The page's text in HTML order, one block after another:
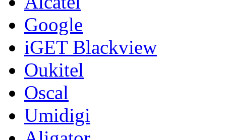
Google
iGET Blackview
Oukitel
Oscal
Umidigi